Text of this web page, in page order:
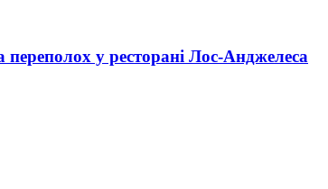
переполох у ресторані Лос-Анджелеса